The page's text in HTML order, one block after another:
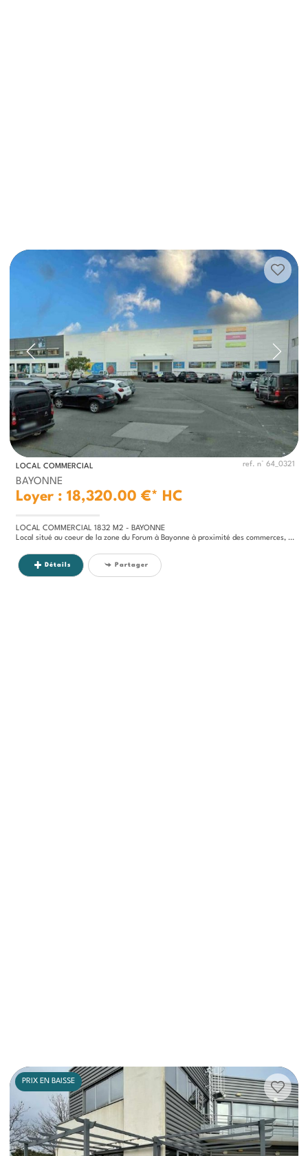
LOCAL COMMERCIAL ref. n° 64_0321
BAYONNE
Loyer : 18,320.00 €* HC
LOCAL COMMERCIAL 1832 M2 - BAYONNE
Local situé au coeur de la zone du Forum à Bayonne à proximité des commerces, des restaurants, salles de sports, et...
Détails Partager
PRIX EN BAISSE